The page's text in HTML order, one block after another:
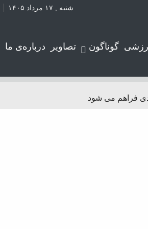
شنبه , ۱۷ مرداد ۱۴۰۵
گوناگون تصاویر درباره‌ی ما